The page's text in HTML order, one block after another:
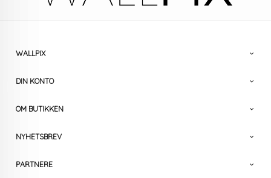
WALLPIX
DIN KONTO
OM BUTIKKEN
NYHETSBREV
PARTNERE